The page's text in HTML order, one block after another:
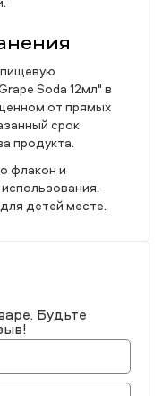
Soda 12мл" в
от прямых
срок
продукта.
флакон и
детей месте.
Будьте